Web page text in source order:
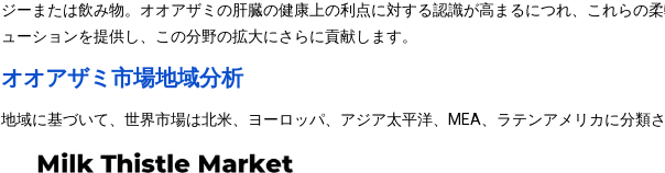
ジー または飲み物。オオアザミの肝臓の健康上の利点に対する認識が高まるにつれ、これらの
ューションを提供し、この分野の拡大にさらに貢献します。
オオアザミ市場地域分析
地域に基づいて、世界市場は北米、ヨーロッパ、アジア太平洋、MEA、ラテンアメリカに分類さ